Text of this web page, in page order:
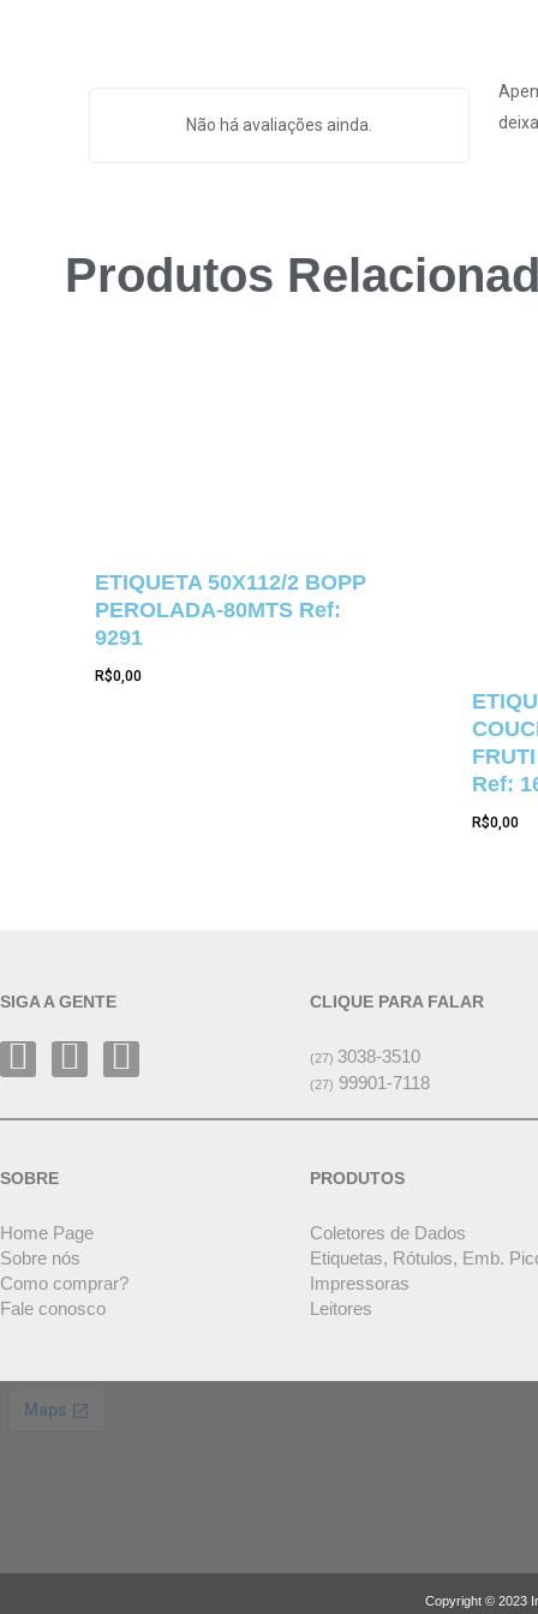
Não há avaliações ainda.
Produtos
ETIQUETA 50X112/2 BOPP
PEROLADA-80MTS Ref:
9291
R$0,00
Ref:
R$0,00
SIGA A GENTE CLIQUE PARA FALAR
(27) 3038-3510
(27) 99901-7118
SOBRE
Home Page
Sobre nós
Como comprar?
Fale conosco
PRODUTOS
Coletores de Dados
Etiquetas, Rótulos, Emb.
Impressoras
Leitores
Copyright © 2023